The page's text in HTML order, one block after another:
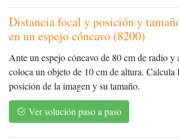
Distancia focal y posición y
en un espejo cóncavo (8200)
Ante un espejo cóncavo de 80 cm de radio y
coloca un objeto de 10 cm de altura. Calcula
posición de la imagen y su tamaño.
Ver solución paso a paso